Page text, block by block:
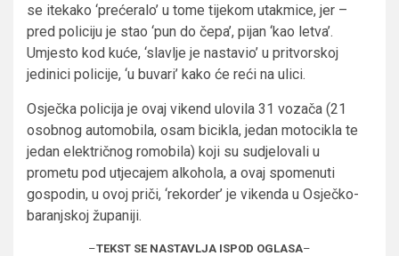
se itekako ‘prećeralo’ u tome tijekom utakmice, jer –
pred policiju je stao ‘pun do čepa’, pijan ‘kao letva’.
Umjesto kod kuće, ‘slavlje je nastavio’ u pritvorskoj
jedinici policije, ‘u buvari’ kako će reći na ulici.
Osječka policija je ovaj vikend ulovila 31 vozača (21
osobnog automobila, osam bicikla, jedan motocikla te
jedan električnog romobila) koji su sudjelovali u
prometu pod utjecajem alkohola, a ovaj spomenuti
gospodin, u ovoj priči, ‘rekorder’ je vikenda u Osječko-
baranjskoj županiji.
–TEKST SE NASTAVLJA ISPOD OGLASA–